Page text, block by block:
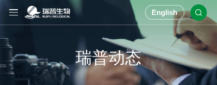
English 
瑞普动态